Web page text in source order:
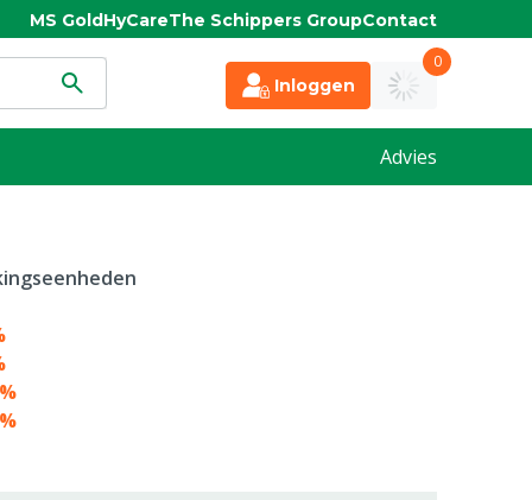
MS GoldHyCareThe Schippers GroupContact
Inloggen
0
Advies